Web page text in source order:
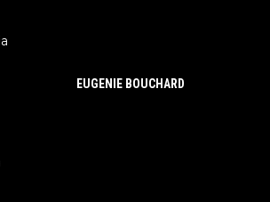
EUGENIE BOUCHARD